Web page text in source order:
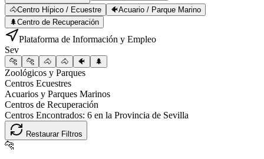
🐴Centro Hípico / Ecuestre 🐠Acuario / Parque Marino
🌲Centro de Recuperación
Plataforma de Información y Empleo
Sev
🐆 🐆 🐴 🐴 🐠 🌲
Zoológicos y Parques
Centros Ecuestres
Acuarios y Parques Marinos
Centros de Recuperación
Centros Encontrados: 6 en la Provincia de Sevilla
Restaurar Filtros
🐆